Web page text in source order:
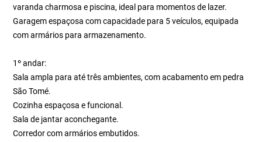
varanda charmosa e piscina, ideal para momentos de lazer.
Garagem espaçosa com capacidade para 5 veículos, equipada
com armários para armazenamento.
1º andar:
Sala ampla para até três ambientes, com acabamento em pedra
São Tomé.
Cozinha espaçosa e funcional.
Sala de jantar aconchegante.
Corredor com armários embutidos.